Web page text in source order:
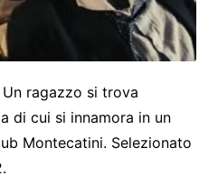
ragazzo si trova
di cui si innamora in un
Montecatini. Selezionato